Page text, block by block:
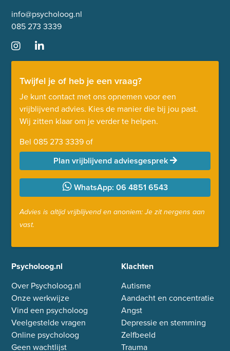
info@psycholoog.nl
085 273 3339
Twijfel je of heb je een vraag?
Je kunt contact met ons opnemen voor een
vrijblijvend advies. Kies de manier die bij jou past.
Wij zitten klaar om je verder te helpen.
Bel 085 273 3339of
Plan vrijblijvend adviesgesprek
WhatsApp: 06 4851 6543
Advies is altijd vrijblijvend en anoniem: Je zit nergens aan
vast.
Psycholoog.nl
Over Psycholoog.nl
Onze werkwijze
Vind een psycholoog
Veelgestelde vragen
Online psycholoog
Geen wachtlijst
Klachten
Autisme
Aandacht en concentratie
Angst
Depressie en stemming
Zelfbeeld
Trauma